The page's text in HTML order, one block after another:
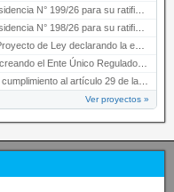
N° 199/26 para su ratificación.
N° 198/26 para su ratificación.
la esencialidad del servicio educativ…
Regulador de servicios públicos de la …
al artículo 29 de la Ley provincial N° 1399…
Ver proyectos »